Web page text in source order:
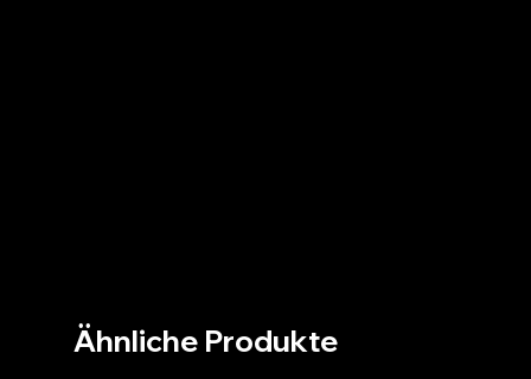
Ähnliche Produkte